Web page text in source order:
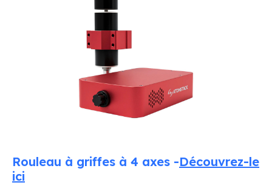
Rouleau à griffes à 4 axes -Découvrez-le
ici